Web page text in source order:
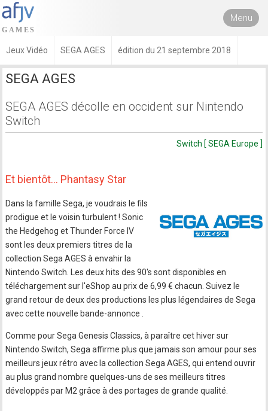
Menu
Jeux Vidéo SEGA AGES édition du 21 septembre 2018
SEGA AGES
SEGA AGES décolle en occident sur Nintendo
Switch
Switch [ SEGA Europe ]
Et bientôt… Phantasy Star
Dans la famille Sega, je voudrais le fils
prodigue et le voisin turbulent ! Sonic
the Hedgehog et Thunder Force IV
sont les deux premiers titres de la
collection Sega AGES à envahir la
Nintendo Switch. Les deux hits des 90's sont disponibles en
téléchargement sur l'eShop au prix de 6,99 € chacun. Suivez le
grand retour de deux des productions les plus légendaires de Sega
avec cette nouvelle bande-annonce .
Comme pour Sega Genesis Classics, à paraître cet hiver sur
Nintendo Switch, Sega affirme plus que jamais son amour pour ses
meilleurs jeux rétro avec la collection Sega AGES, qui entend ouvrir
au plus grand nombre quelques-uns de ses meilleurs titres
développés par M2 grâce à des portages de grande qualité.